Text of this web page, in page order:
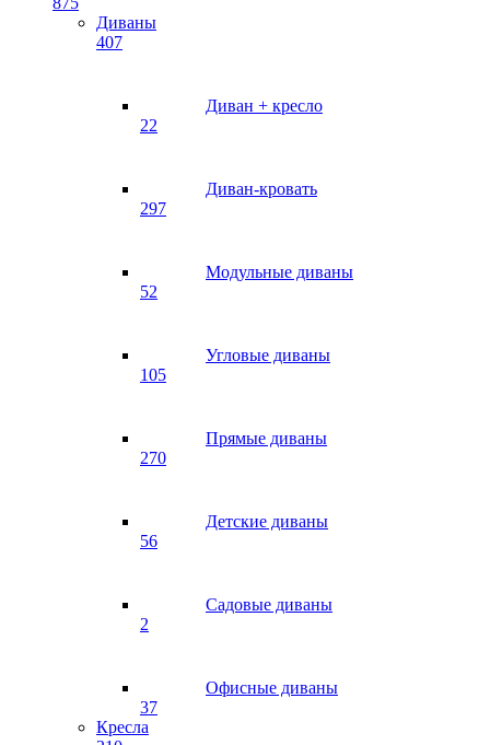
Диваны
407
Диван + кресло
22
Диван-кровать
297
Модульные диваны
52
Угловые диваны
105
Прямые диваны
270
Детские диваны
56
Садовые диваны
2
Офисные диваны
37
Кресла